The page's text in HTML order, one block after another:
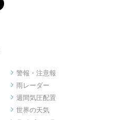
 警報・注意報
 雨レーダー
 週間気圧配置
 世界の天気